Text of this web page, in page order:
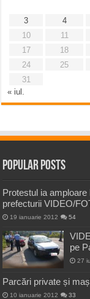
3
4
10
11
17
18
24
25
31
« iul.
Popular Posts
Protestul ia
prefecturii VIDEO/
19 ianuarie 2012 54
pe
27
Parcări private și
10 ianuarie 2012 33